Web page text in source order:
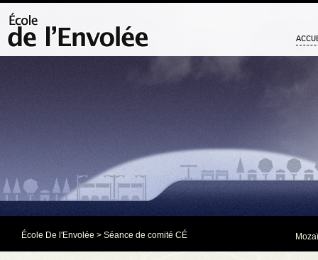
École De l'Envolée > Séance de comité CÉ